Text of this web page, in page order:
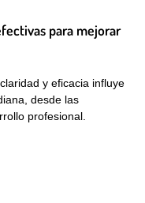
para mejorar
y eficacia influye
desde las
profesional.